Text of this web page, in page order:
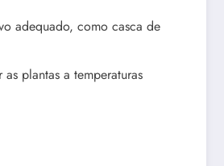
adequado, como casca de
plantas a temperaturas